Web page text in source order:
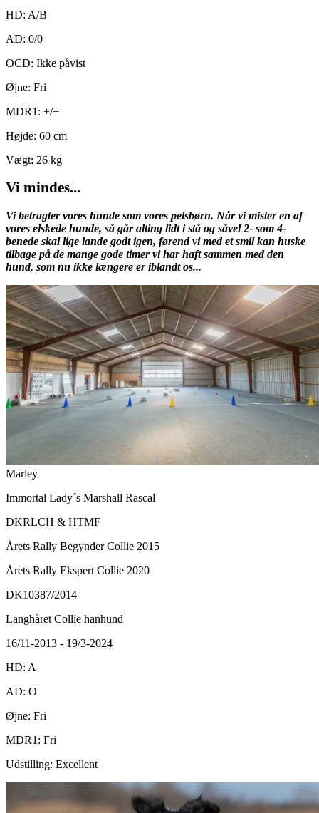
HD: A/B
AD: 0/0
OCD: Ikke påvist
Øjne: Fri
MDR1: +/+
Højde: 60 cm
Vægt: 26 kg
Vi mindes...
Vi betragter vores hunde som vores pelsbørn. Når vi mister en af
vores elskede hunde, så går alting lidt i stå og såvel 2- som 4-
benede skal lige lande godt igen, førend vi med et smil kan huske
tilbage på de mange gode timer vi har haft sammen med den
hund, som nu ikke længere er iblandt os...
Marley
Immortal Lady´s Marshall Rascal
DKRLCH & HTMF
Årets Rally Begynder Collie 2015
Årets Rally Ekspert Collie 2020
DK10387/2014
Langhåret Collie hanhund
16/11-2013 - 19/3-2024
HD: A
AD: O
Øjne: Fri
MDR1: Fri
Udstilling: Excellent